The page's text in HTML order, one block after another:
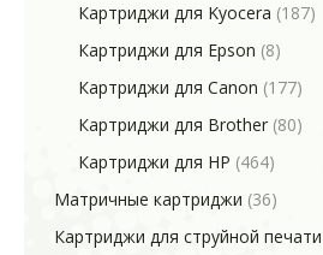
Картриджи для Kyocera (187)
Картриджи для Epson (8)
Картриджи для Canon (177)
Картриджи для Brother (80)
Картриджи для HP (464)
Матричные картриджи (36)
Картриджи для струйной печати